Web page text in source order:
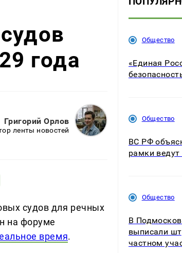
года
Григорий Орлов
ленты новостей
судов для речных
на форуме
время.
Общество
«Единая
Общество
ВС РФ
рамки
Общество
В
выписали
частном